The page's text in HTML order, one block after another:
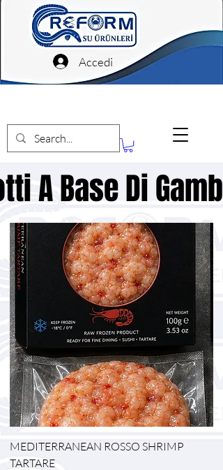
Accedi
A Base Di
A Base Di
MEDITERRANEAN ROSSO SHRIMP
TARTARE